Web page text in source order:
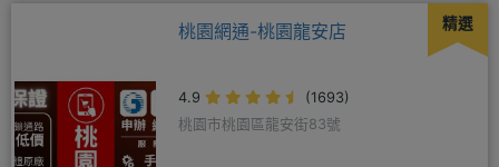
精選
桃園網通-桃園龍安店
4.9
(1693)
桃園市桃園區龍安街83號